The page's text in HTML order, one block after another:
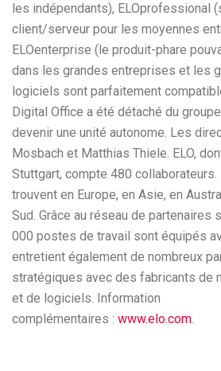
les indépendants), ELOprofessional
client/serveur pour les moyennes
ELOenterprise (le produit-phare
dans les grandes entreprises et les
logiciels sont parfaitement
Digital Office a été détaché du
devenir une unité autonome. Les
Mosbach et Matthias Thiele. ELO,
Stuttgart, compte 480
trouvent en Europe, en Asie, en
Sud. Grâce au réseau de partenaires
000 postes de travail sont équipés
entretient également de nombreux
stratégiques avec des fabricants de
et de logiciels. Information
complémentaires : www.elo.com.